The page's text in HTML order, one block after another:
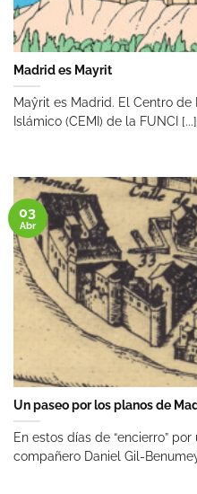
Madrid es Mayrit
Maŷrit es Madrid. El Centro
Islámico (CEMI) de la FUNCI [...]
Un paseo por los planos de
En estos días de “encierro”
compañero Daniel Gil-
03
Abr